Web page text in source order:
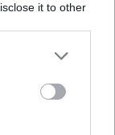
it to other
more Google
may click to
party tags to
below Google
w haśle?
słownika.